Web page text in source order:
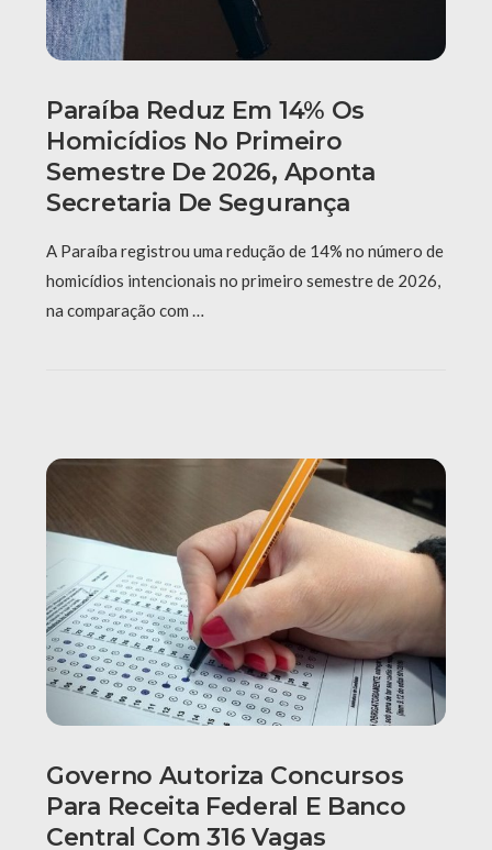
Paraíba Reduz Em 14% Os
Homicídios No Primeiro
Semestre De 2026, Aponta
Secretaria De Segurança
A Paraíba registrou uma redução de 14% no número de
homicídios intencionais no primeiro semestre de 2026,
na comparação com …
Governo Autoriza Concursos
Para Receita Federal E Banco
Central Com 316 Vagas